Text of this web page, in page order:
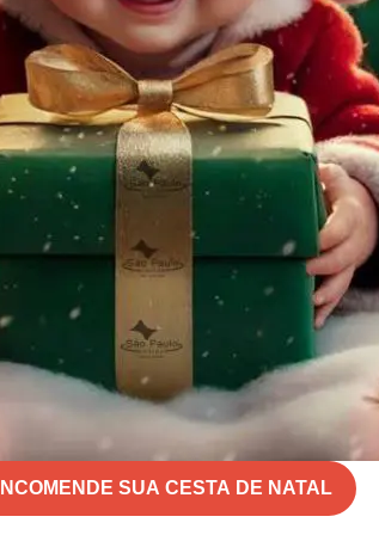
SUA CESTA DE NATAL